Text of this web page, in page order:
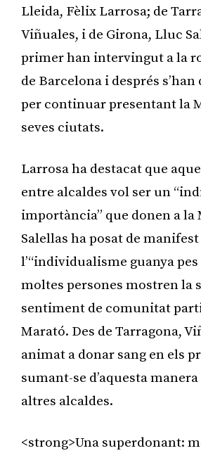
Lleida, Fèlix Larrosa; de
Viñuales, i de Girona, Lluc
primer han intervingut a la
de Barcelona i després
per continuar presentant la
seves ciutats.
Larrosa ha destacat que
entre alcaldes vol ser un
importància” que donen a la
Salellas ha posat de
l’“individualisme guanya pes
moltes persones mostren la
sentiment de comunitat
Marató. Des de Tarragona,
animat a donar sang en els
sumant-se d’aquesta
altres alcaldes.
<strong>Una superdonant: